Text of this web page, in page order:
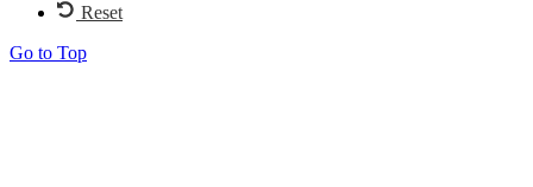
Reset
Go to Top